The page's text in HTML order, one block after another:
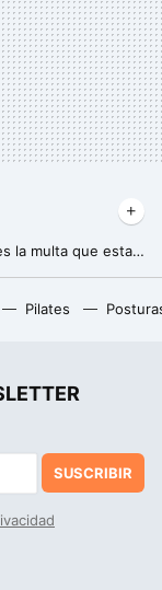
Prohibidas las grupetas de ciclistas: esta es la multa que establece la DGT
Todos usando el método japonés para ordenar la vajilla y yo me apaño con este accesorio de Ikea
Pilates
SUSCRIBIR